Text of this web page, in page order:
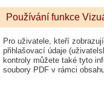
Používání funkce
Pro uživatele, kteří
přihlašovací údaje
kontroly můžete také tyto
soubory PDF v rámci